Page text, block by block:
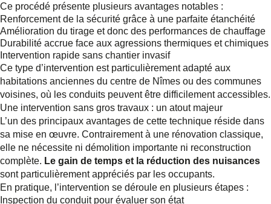
Ce procédé présente plusieurs avantages notables :
Renforcement de la sécurité grâce à une parfaite étanchéité
Amélioration du tirage et donc des performances de chauffage
Durabilité accrue face aux agressions thermiques et chimiques
Intervention rapide sans chantier invasif
Ce type d’intervention est particulièrement adapté aux
habitations anciennes du centre de Nîmes ou des communes
voisines, où les conduits peuvent être difficilement accessibles.
Une intervention sans gros travaux : un atout majeur
L’un des principaux avantages de cette technique réside dans
sa mise en œuvre. Contrairement à une rénovation classique,
elle ne nécessite ni démolition importante ni reconstruction
complète. Le gain de temps et la réduction des nuisances
sont particulièrement appréciés par les occupants.
En pratique, l’intervention se déroule en plusieurs étapes :
Inspection du conduit pour évaluer son état